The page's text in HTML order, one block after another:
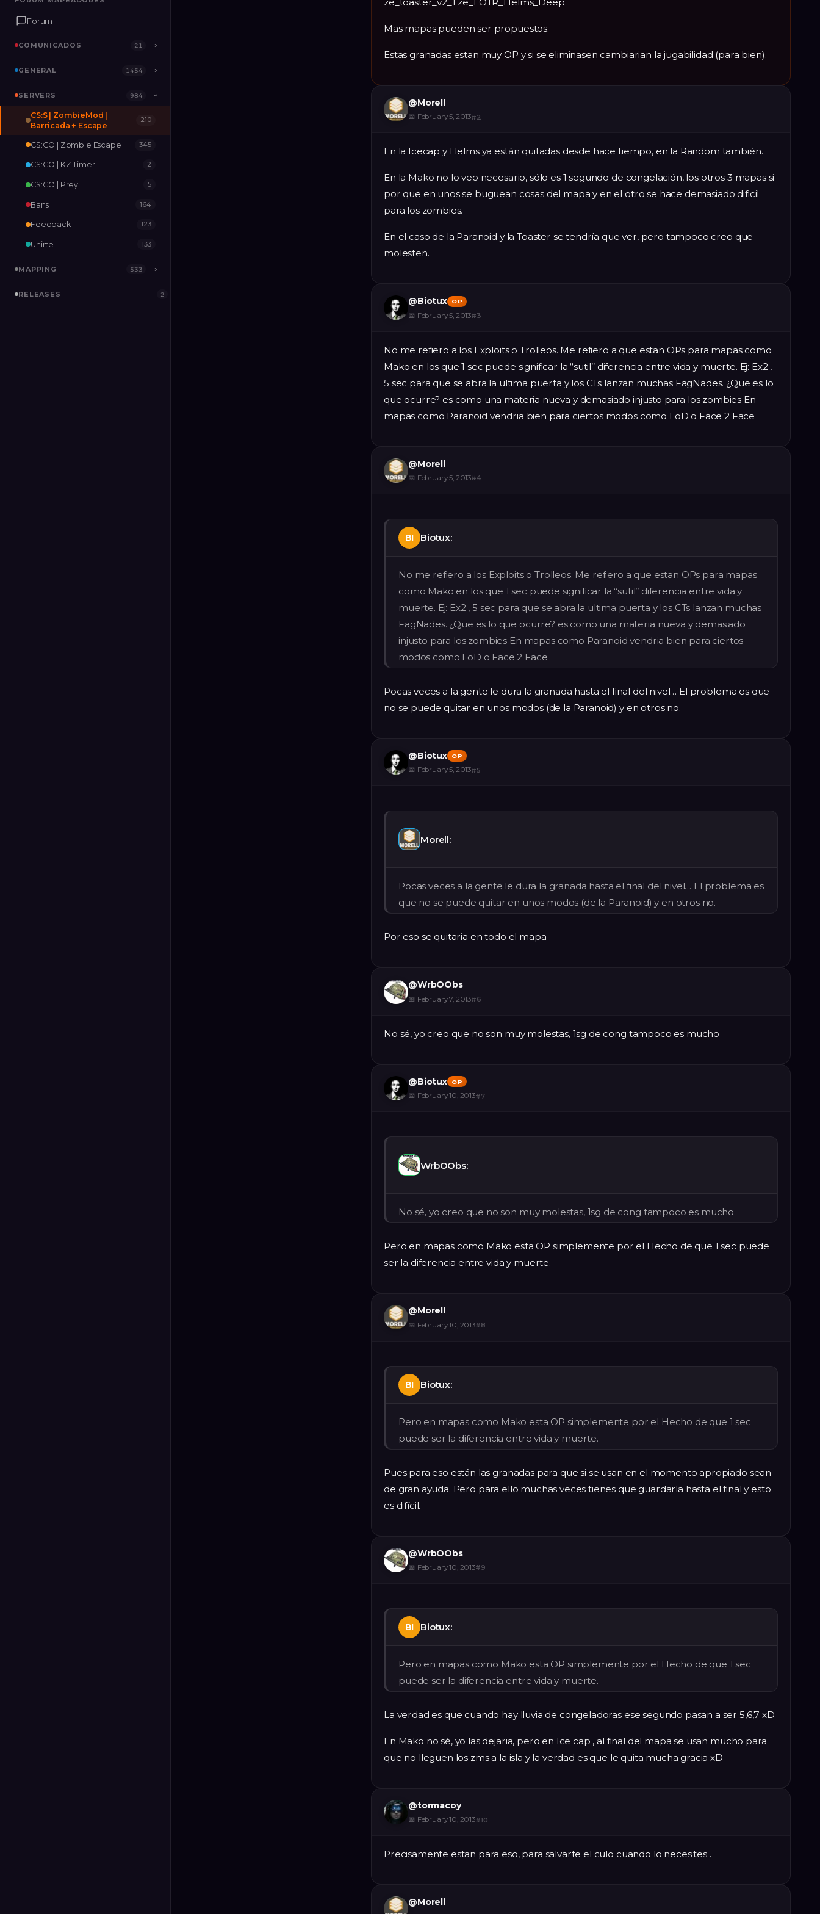
Forum
COMUNICADOS 21 ›
GENERAL 1454 ›
SERVERS 984 ›
MAPPING 533
RELEASES
Forum
COMUNICADOS 21 ›
GENERAL 1454 ›
SERVERS 984 ›
CS:S | ZombieMod |
Barricada + Escape
210
CS:GO | Zombie Escape 345
CS:GO | KZ Timer 2
CS:GO | Prey 5
Bans 164
Feedback 123
Unirte 133
MAPPING 533 ›
RELEASES 2
Mas mapas pueden ser propuestos.
Estas granadas estan muy OP y si se eliminasen cambiarian la jugabilidad (para bien).
@Morell
📅 February 5, 2013#2
En la Icecap y Helms ya están quitadas desde hace tiempo, en la Random también.
En la Mako no lo veo necesario, sólo es 1 segundo de congelación, los otros 3 mapas si
por que en unos se buguean cosas del mapa y en el otro se hace demasiado dificil
para los zombies.
En el caso de la Paranoid y la Toaster se tendría que ver, pero tampoco creo que
molesten.
@Biotux OP
📅 February 5, 2013#3
No me refiero a los Exploits o Trolleos. Me refiero a que estan OPs para mapas como
Mako en los que 1 sec puede significar la ‘‘sutil’’ diferencia entre vida y muerte. Ej: Ex2 ,
5 sec para que se abra la ultima puerta y los CTs lanzan muchas FagNades. ¿Que es lo
que ocurre? es como una materia nueva y demasiado injusto para los zombies En
mapas como Paranoid vendria bien para ciertos modos como LoD o Face 2 Face
@Morell
📅 February 5, 2013#4
BI Biotux:
No me refiero a los Exploits o Trolleos. Me refiero a que estan OPs para mapas
como Mako en los que 1 sec puede significar la ‘‘sutil’’ diferencia entre vida y
muerte. Ej: Ex2 , 5 sec para que se abra la ultima puerta y los CTs lanzan muchas
FagNades. ¿Que es lo que ocurre? es como una materia nueva y demasiado
injusto para los zombies En mapas como Paranoid vendria bien para ciertos
modos como LoD o Face 2 Face
Pocas veces a la gente le dura la granada hasta el final del nivel… El problema es que
no se puede quitar en unos modos (de la Paranoid) y en otros no.
@Biotux OP
📅 February 5, 2013#5
Morell:
Pocas veces a la gente le dura la granada hasta el final del nivel… El problema es
que no se puede quitar en unos modos (de la Paranoid) y en otros no.
Por eso se quitaria en todo el mapa
@WrbOObs
📅 February 7, 2013#6
No sé, yo creo que no son muy molestas, 1sg de cong tampoco es mucho
@Biotux OP
📅 February 10, 2013#7
WrbOObs:
No sé, yo creo que no son muy molestas, 1sg de cong tampoco es mucho
Pero en mapas como Mako esta OP simplemente por el Hecho de que 1 sec puede
ser la diferencia entre vida y muerte.
@Morell
📅 February 10, 2013#8
BI Biotux:
Pero en mapas como Mako esta OP simplemente por el Hecho de que 1 sec
puede ser la diferencia entre vida y muerte.
Pues para eso están las granadas para que si se usan en el momento apropiado sean
de gran ayuda. Pero para ello muchas veces tienes que guardarla hasta el final y esto
es difícil.
@WrbOObs
📅 February 10, 2013#9
BI Biotux:
Pero en mapas como Mako esta OP simplemente por el Hecho de que 1 sec
puede ser la diferencia entre vida y muerte.
La verdad es que cuando hay lluvia de congeladoras ese segundo pasan a ser 5,6,7 xD
En Mako no sé, yo las dejaria, pero en Ice cap , al final del mapa se usan mucho para
que no lleguen los zms a la isla y la verdad es que le quita mucha gracia xD
@tormacoy
📅 February 10, 2013#10
Precisamente estan para eso, para salvarte el culo cuando lo necesites .
@Morell